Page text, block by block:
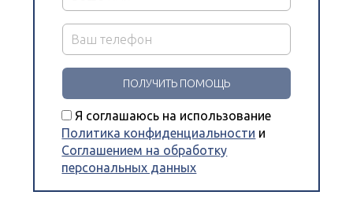
Я соглашаюсь на использование
Политика конфиденциальности и
Соглашением на обработку
персональных данных